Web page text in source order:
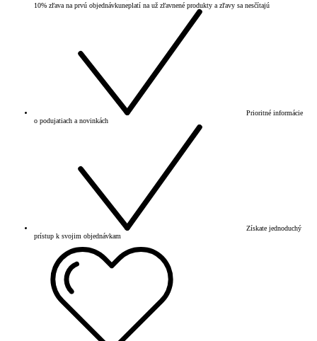
10% zľava na prvú objednávkuneplatí na už zľavnené produkty a zľavy sa nesčítajú
Prioritné informácie
o podujatiach a novinkách
Získate jednoduchý
prístup k svojim objednávkam